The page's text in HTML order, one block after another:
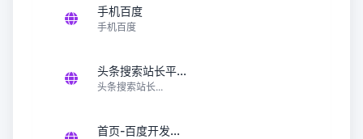
手机百度
手机百度
头条搜索站长平...
头条搜索站长...
首页-百度开发...